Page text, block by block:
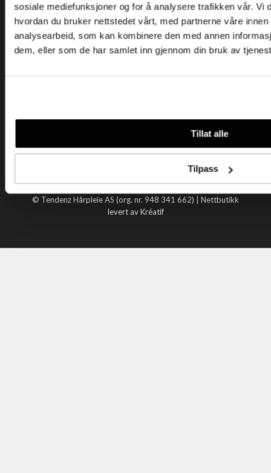
sosiale mediefunksjoner og for å analysere trafikken vår. Vi
hvordan du bruker nettstedet vårt, med partnerne våre
analysearbeid, som kan kombinere den med annen
dem, eller som de har samlet inn gjennom din bruk av
Tillat alle
Tilpass
Telefon: +47 22 92 50 00
E-post: kundeservice@tendenz.net
Nyttige lenker
Datablad
Om oss
Handle hos oss
© Tendenz Hårpleie AS (org. nr. 948 341 662) | Nettbutikk
levert av Kréatif